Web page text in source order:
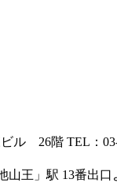
ビル 26階 TEL：
山王」駅 13番出口